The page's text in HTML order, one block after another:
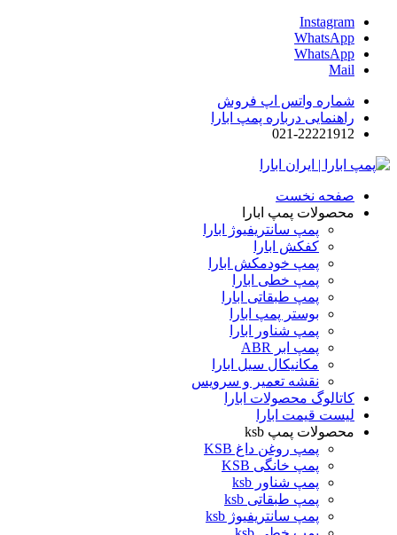
Instagram
WhatsApp
WhatsApp
Mail
شماره واتس اپ فروش
راهنمایی درباره پمپ ابارا
021-22221912
صفحه نخست
محصولات پمپ ابارا
پمپ سانتریفیوژ ابارا
کفکش ابارا
پمپ خودمکش ابارا
پمپ خطی ابارا
پمپ طبقاتی ابارا
بوستر پمپ ابارا
پمپ شناور ابارا
پمپ ابر ABR
مکانیکال سیل ابارا
نقشه تعمیر و سرویس
کاتالوگ محصولات ابارا
لیست قیمت ابارا
محصولات پمپ ksb
پمپ روغن داغ KSB
پمپ خانگی KSB
پمپ شناور ksb
پمپ طبقاتی ksb
پمپ سانتریفیوژ ksb